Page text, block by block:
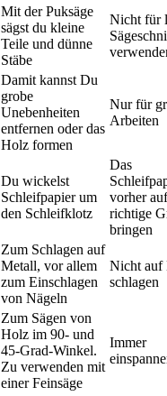
Mit der Puksäge
sägst du kleine
Teile und dünne
Stäbe
Nicht für
Damit kannst Du
grobe
Unebenheiten
entfernen oder das
Holz formen
Nur für
Arbeiten
Du wickelst
Schleifpapier um
den Schleifklotz
Das
vorher
richtige
bringen
Zum Schlagen auf
Metall, vor allem
zum Einschlagen
von Nägeln
Nicht auf
schlagen
Zum Sägen von
Holz im 90- und
45-Grad-Winkel.
Zu verwenden mit
einer Feinsäge
Immer